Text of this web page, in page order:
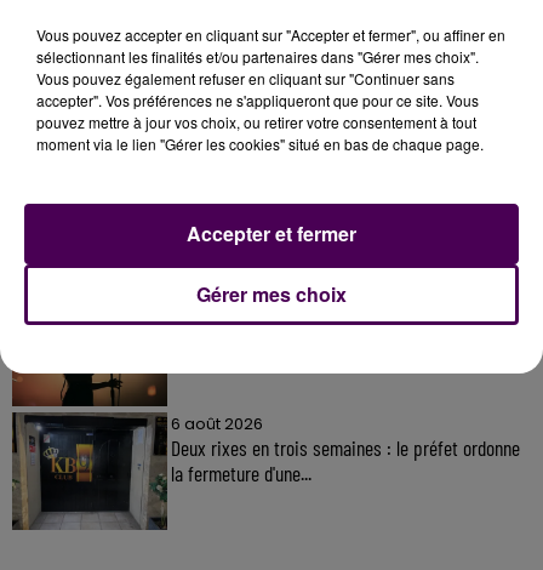
À LA UNE
Gagnez vos entrées à Terra Botanica !
11 juillet 2026
Inscrivez-vous au casting The Voice & The Voice
6 août 2026
Deux rixes en trois semaines : le préfet ordonne
la fermeture d'une...
Vous pouvez accepter en cliquant sur "Accepter et fermer", ou affiner en
sélectionnant les finalités et/ou partenaires dans "Gérer mes choix".
Vous pouvez également refuser en cliquant sur "Continuer sans
accepter". Vos préférences ne s'appliqueront que pour ce site. Vous
pouvez mettre à jour vos choix, ou retirer votre consentement à tout
moment via le lien "Gérer les cookies" situé en bas de chaque page.
Gérer mes choix
Accepter et fermer